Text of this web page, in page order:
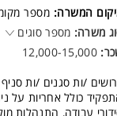
המשרה: מספר
משרה: מספר סוגים
12,000-15,000
/ות סגנים /ות סניף
כולל אחריות על